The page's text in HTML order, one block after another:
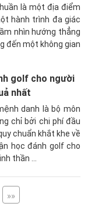
là một địa điểm
hành trình đa giác
nhìn hướng thẳng
đến một không gian
golf cho người
nhất
danh là bộ môn
chỉ bởi chi phí đầu
chuẩn khắt khe về
học đánh golf cho
thần ...
»»